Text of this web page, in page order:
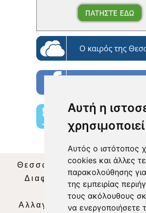
Αυτή η
Αυτός ο ιστότοπος
cookies και άλλες
παρακολούθησης
της εμπειρίας
τους ακόλουθους
να ενεργοποιήσετε
Θεσσαλία Τηλεόραση|
Διαφήμιση | Όροι Χρήσης
Απορρήτου |
Αλλαγή Προτιμήσεων για